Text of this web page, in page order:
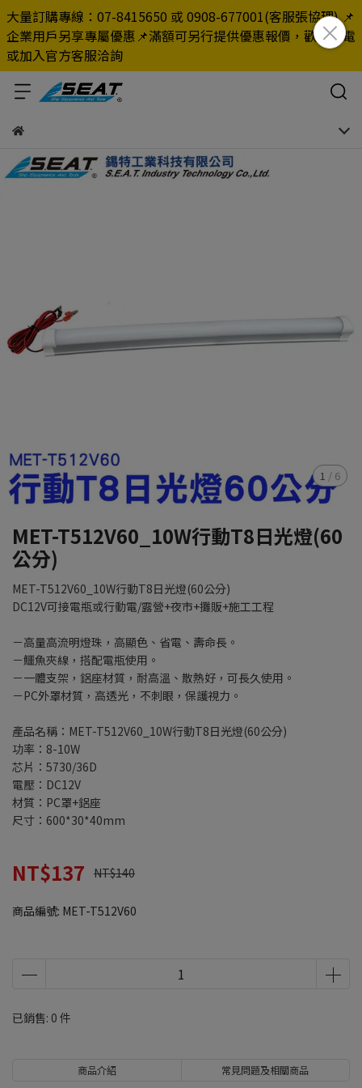
大量訂購專線：07-8415650 或 0908-677001(客服張協理) 📌
企業用戶另享專屬優惠📌滿額可另行提供優惠報價，歡迎來電
或加入官方客服洽詢
1 / 6
MET-T512V60_10W行動T8日光燈(60
公分)
MET-T512V60_10W行動T8日光燈(60公分)
DC12V可接電瓶或行動電/露營+夜市+攤販+施工工程
－高量高流明燈珠，高顯色、省電、壽命長。
－鱷魚夾線，搭配電瓶使用。
－一體支架，鋁座材質，耐高溫、散熱好，可長久使用。
－PC外罩材質，高透光，不刺眼，保護視力。
產品名稱：MET-T512V60_10W行動T8日光燈(60公分)
功率：8-10W
芯片：5730/36D
電壓：DC12V
材質：PC罩+鋁座
尺寸：600*30*40mm
NT$137 NT$140
商品編號: MET-T512V60
已銷售: 0 件
商品介紹 常見問題及相關商品